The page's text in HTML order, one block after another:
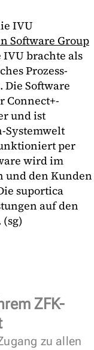
IVU
Software Group
IVU brachte als
Prozess-
Software
Connect+-
und ist
Systemwelt
per
wird im
und den Kunden
suportica
auf den
ZFK-
zu allen